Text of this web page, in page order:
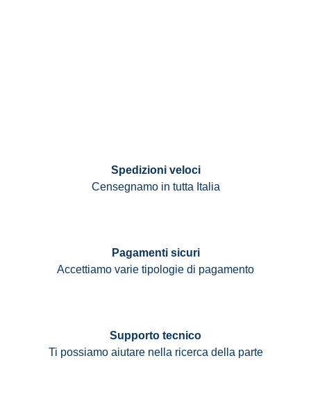
Spedizioni veloci
Censegnamo in tutta Italia
Pagamenti sicuri
Accettiamo varie tipologie di pagamento
Supporto tecnico
Ti possiamo aiutare nella ricerca della parte